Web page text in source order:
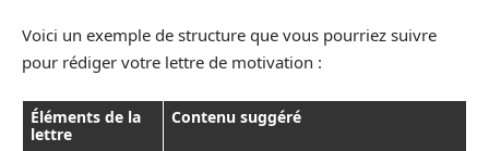
Voici un exemple de structure que vous pourriez suivre
pour rédiger votre lettre de motivation :
Éléments de la
lettre
Contenu suggéré